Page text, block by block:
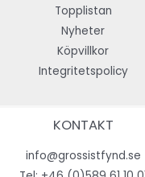
Topplistan
Nyheter
Köpvillkor
Integritetspolicy
KONTAKT
info@grossistfynd.se